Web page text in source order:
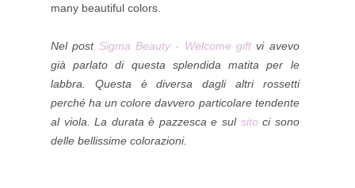
many beautiful colors.
Nel post Sigma Beauty - Welcome giftvi avevo
già parlato di questa splendida matita per le
labbra. Questa è diversa dagli altri rossetti
perché ha un colore davvero particolare tendente
al viola.La durata è pazzesca e sul sitoci sono
delle bellissime colorazioni.